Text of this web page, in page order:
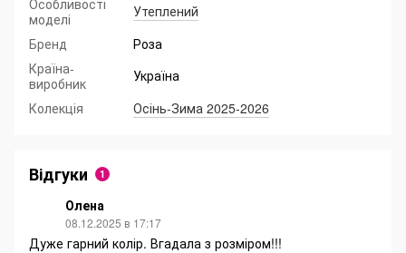
Особливості
моделі
Утеплений
Бренд
Роза
Країна-
виробник
Україна
Колекція
Осінь-Зима 2025-2026
Відгуки 1
Олена
08.12.2025 в 17:17
Дуже гарний колір. Вгадала з розміром!!!